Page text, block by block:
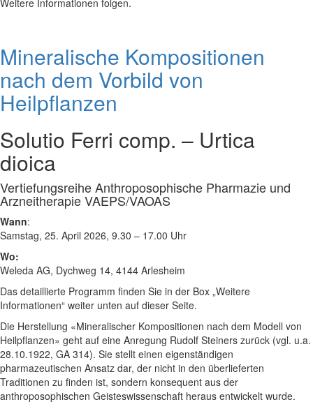
Weitere Informationen folgen.
Mineralische Kompositionen
nach dem Vorbild von
Heilpflanzen
Solutio Ferri comp. – Urtica
dioica
Vertiefungsreihe Anthroposophische Pharmazie und
Arzneitherapie VAEPS/VAOAS
Wann:
Samstag, 25. April 2026, 9.30 – 17.00 Uhr
Wo:
Weleda AG, Dychweg 14, 4144 Arlesheim
Das detaillierte Programm finden Sie in der Box „Weitere
Informationen“ weiter unten auf dieser Seite.
Die Herstellung «Mineralischer Kompositionen nach dem Modell von
Heilpflanzen» geht auf eine Anregung Rudolf Steiners zurück (vgl. u.a.
28.10.1922, GA 314). Sie stellt einen eigenständigen
pharmazeutischen Ansatz dar, der nicht in den überlieferten
Traditionen zu finden ist, sondern konsequent aus der
anthroposophischen Geisteswissenschaft heraus entwickelt wurde.